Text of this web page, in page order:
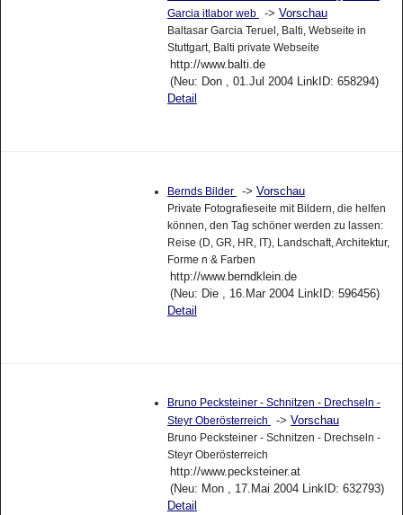
Garcia itlabor web
-> Vorschau
Baltasar Garcia Teruel, Balti, Webseite in
Stuttgart, Balti private Webseite
http://www.balti.de
(Neu: Don , 01.Jul 2004 LinkID: 658294)
Detail
Bernds Bilder -> Vorschau
Private Fotografieseite mit Bildern, die helfen
können, den Tag schöner werden zu lassen:
Reise (D, GR, HR, IT), Landschaft, Architektur,
Forme n & Farben
http://www.berndklein.de
(Neu: Die , 16.Mar 2004 LinkID: 596456)
Detail
Bruno Pecksteiner - Schnitzen - Drechseln -
Steyr Oberösterreich
-> Vorschau
Bruno Pecksteiner - Schnitzen - Drechseln -
Steyr Oberösterreich
http://www.pecksteiner.at
(Neu: Mon , 17.Mai 2004 LinkID: 632793)
Detail